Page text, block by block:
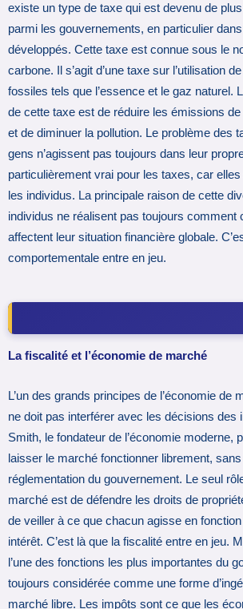
existe un type de taxe qui est devenu de
parmi les gouvernements, en particulier
développés. Cette taxe est connue sous le
carbone. Il s’agit d’une taxe sur l’utilisation
fossiles tels que l’essence et le gaz naturel.
de cette taxe est de réduire les émissions
et de diminuer la pollution. Le problème des
gens n’agissent pas toujours dans leur
particulièrement vrai pour les taxes, car
les individus. La principale raison de cette
individus ne réalisent pas toujours comment
affectent leur situation financière globale.
comportementale entre en jeu.
La fiscalité et l’économie de marché
L’un des grands principes de l’économie de
ne doit pas interférer avec les décisions des
Smith, le fondateur de l’économie moderne,
laisser le marché fonctionner librement,
réglementation du gouvernement. Le seul
marché est de défendre les droits de
de veiller à ce que chacun agisse en
intérêt. C’est là que la fiscalité entre en jeu.
l’une des fonctions les plus importantes du
toujours considérée comme une forme
marché libre. Les impôts sont ce que les